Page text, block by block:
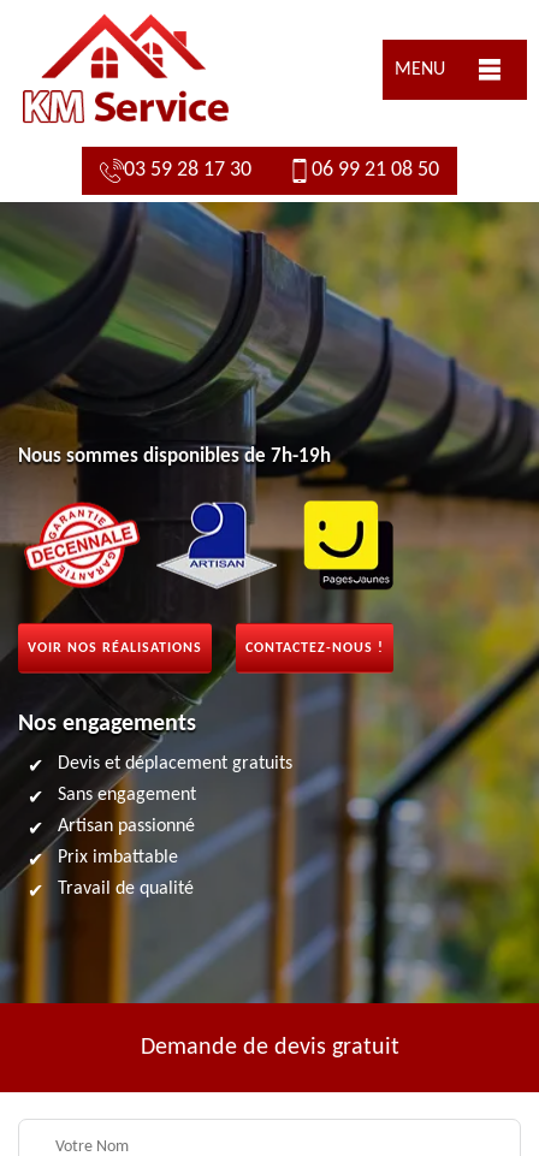
MENU
03 59 28 17 30 06 99 21 08 50
Nous sommes disponibles de 7h-19h
VOIR NOS RÉALISATIONS CONTACTEZ-NOUS !
Nos engagements
Devis et déplacement gratuits
Sans engagement
Artisan passionné
Prix imbattable
Travail de qualité
Demande de devis gratuit